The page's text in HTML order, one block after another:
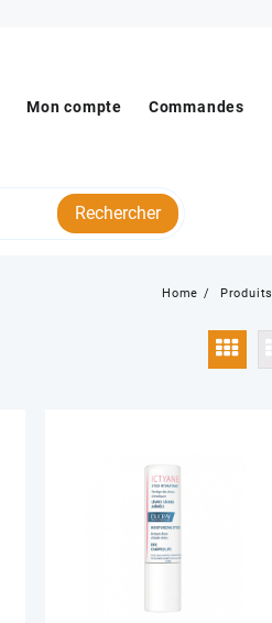
Mon compte Commandes
Rechercher
Home Produits